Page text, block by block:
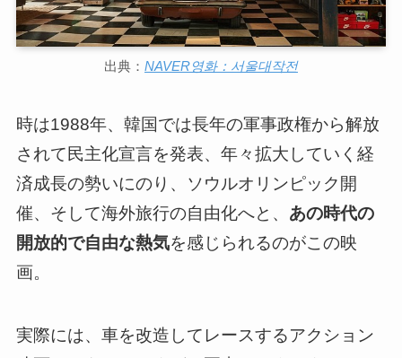
出典： NAVER영화：서울대작전
時は1988年、韓国では長年の軍事政権から解放
されて民主化宣言を発表、年々拡大していく経
済成長の勢いにのり、ソウルオリンピック開
催、そして海外旅行の自由化へと、 あの時代の
開放的で自由な熱気を感じられるのがこの映
画。
実際には、車を改造してレースするアクション